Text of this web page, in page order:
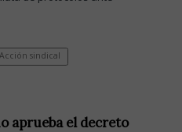
Acción sindical
aprueba el decreto